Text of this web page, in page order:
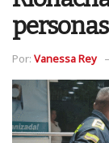
Por: Vanessa Rey